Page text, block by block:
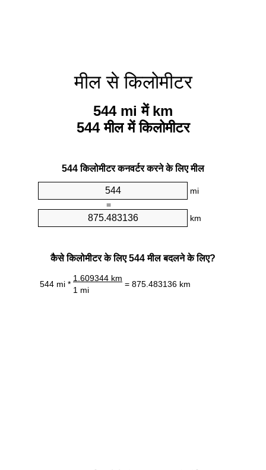
मील से किलोमीटर
544 mi में km
544 मील में किलोमीटर
544 किलोमीटर कनवर्टर करने के लिए मील
mi
=
km
कैसे किलोमीटर के लिए 544 मील बदलने के लिए?
544 mi *
1.609344 km
= 875.483136 km
1 mi